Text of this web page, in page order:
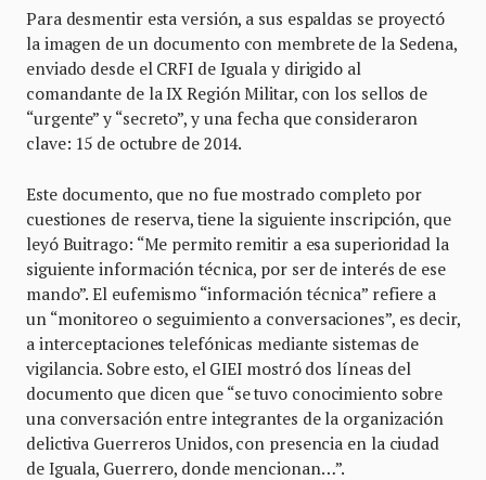
Para desmentir esta versión, a sus espaldas se proyectó
la imagen de un documento con membrete de la Sedena,
enviado desde el CRFI de Iguala y dirigido al
comandante de la IX Región Militar, con los sellos de
“urgente” y “secreto”, y una fecha que consideraron
clave: 15 de octubre de 2014.
Este documento, que no fue mostrado completo por
cuestiones de reserva, tiene la siguiente inscripción, que
leyó Buitrago: “Me permito remitir a esa superioridad la
siguiente información técnica, por ser de interés de ese
mando”. El eufemismo “información técnica” refiere a
un “monitoreo o seguimiento a conversaciones”, es decir,
a interceptaciones telefónicas mediante sistemas de
vigilancia. Sobre esto, el GIEI mostró dos líneas del
documento que dicen que “se tuvo conocimiento sobre
una conversación entre integrantes de la organización
delictiva Guerreros Unidos, con presencia en la ciudad
de Iguala, Guerrero, donde mencionan…”.